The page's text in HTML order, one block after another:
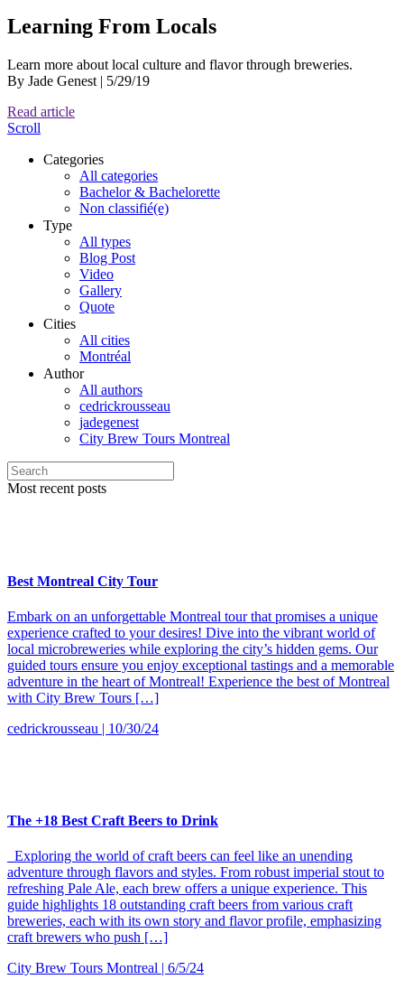
Learning From Locals
Learn more about local culture and flavor through breweries.
By Jade Genest | 5/29/19
Read article
Scroll
Categories
All categories
Bachelor & Bachelorette
Non classifié(e)
Type
All types
Blog Post
Video
Gallery
Quote
Cities
All cities
Montréal
Author
All authors
cedrickrousseau
jadegenest
City Brew Tours Montreal
Most recent posts
Best Montreal City Tour
Embark on an unforgettable Montreal tour that promises a unique
experience crafted to your desires! Dive into the vibrant world of
local microbreweries while exploring the city’s hidden gems. Our
guided tours ensure you enjoy exceptional tastings and a memorable
adventure in the heart of Montreal! Experience the best of Montreal
with City Brew Tours […]
cedrickrousseau | 10/30/24
The +18 Best Craft Beers to Drink
Exploring the world of craft beers can feel like an unending
adventure through flavors and styles. From robust imperial stout to
refreshing Pale Ale, each brew offers a unique experience. This
guide highlights 18 outstanding craft beers from various craft
breweries, each with its own story and flavor profile, emphasizing
craft brewers who push […]
City Brew Tours Montreal | 6/5/24